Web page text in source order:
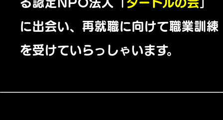
に出会い、再就職に向けて職業訓練
を受けていらっしゃいます。